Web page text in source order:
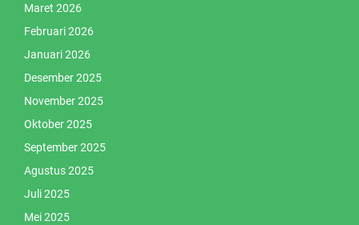
Maret 2026
Februari 2026
Januari 2026
Desember 2025
November 2025
Oktober 2025
September 2025
Agustus 2025
Juli 2025
Mei 2025